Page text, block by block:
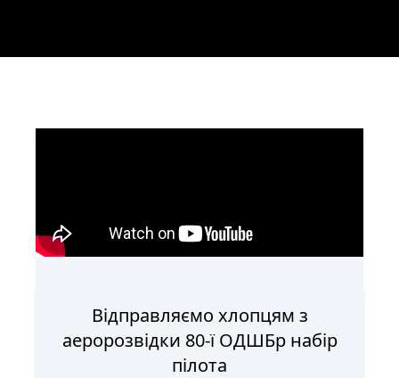
Наші оператори дронів вже карають русню!
Відправляємо хлопцям з
аеророзвідки 80-ї ОДШБр набір
пілота